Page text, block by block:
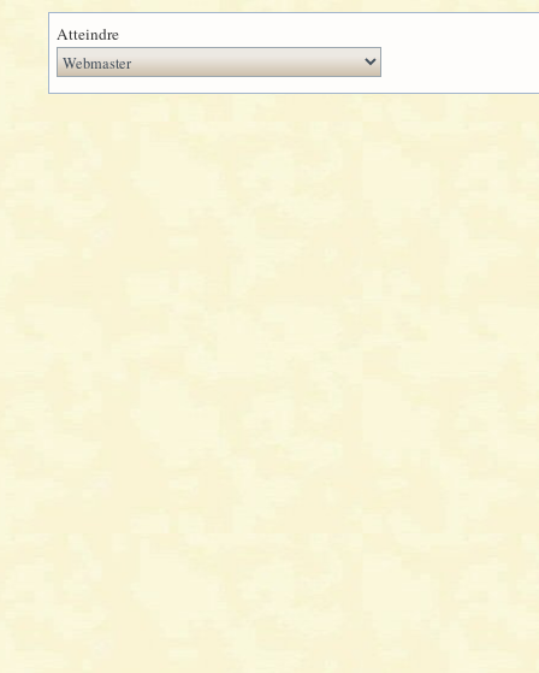
Atteindre